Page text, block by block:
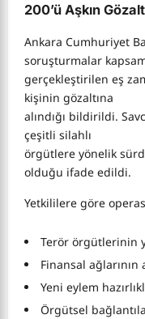
200’ü Aşkın
Ankara Cumhuriyet
soruşturmalar
gerçekleştirilen eş
kişinin gözaltına
alındığı bildirildi.
çeşitli silahlı
örgütlere yönelik
olduğu ifade edildi.
Yetkililere göre
Terör örgütlerinin
Finansal ağlarının
Yeni eylem
Örgütsel